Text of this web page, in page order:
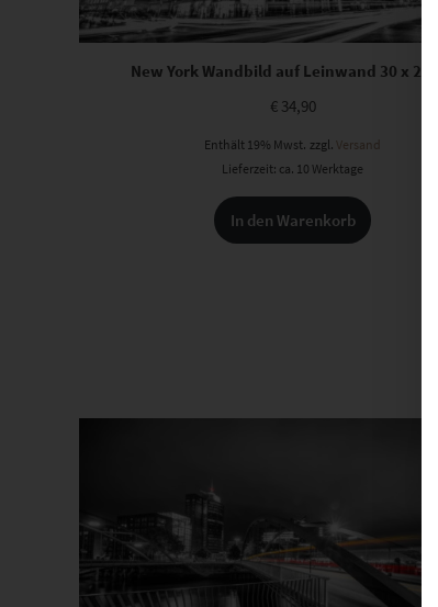
New York Wandbild auf Leinwand 30 x 20
€34,90
Enthält 19% Mwst. zzgl.Versand
Lieferzeit: ca. 10 Werktage
In den Warenkorb